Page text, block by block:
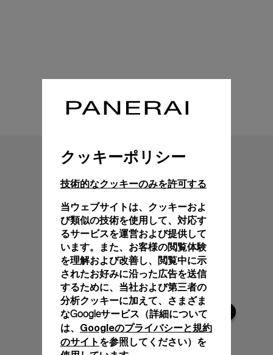
技術特性
クッキーポリシー
技術的なクッキーのみを許可する
当ウェブサイトは、クッキーおよ
び類似の技術を使用して、対応す
るサービスを運営および提供して
います。また、お客様の閲覧体験
を理解および改善し、閲覧中に示
されたお好みに沿った広告を送信
するために、当社および第三者の
分析クッキーに加えて、さまざま
なGoogleサービス（詳細について
は、 Googleのプライバシーと規約
のサイト を参照してください）を